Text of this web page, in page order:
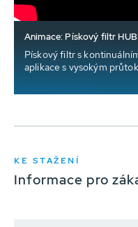
Animace: Pískový filtr
Pískový filtr s
aplikace s vysokým
KE STAŽENÍ
Informace pro